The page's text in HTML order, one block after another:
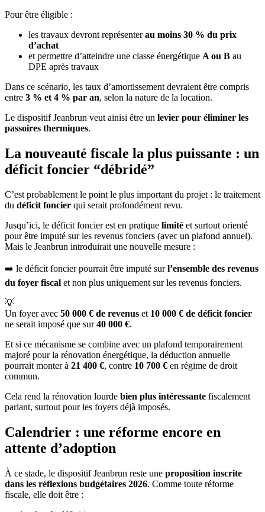
Pour être éligible :
les travaux devront représenterau moins 30 % du prix
d’achat
et permettre d’atteindre une classe énergétique A ou B au
DPE après travaux
Dans ce scénario, les taux d’amortissement devraient être compris
entre 3 % et 4 % par an, selon la nature de la location.
Le dispositif Jeanbrun veut ainisi être un levier pour éliminer les
passoires thermiques.
La nouveauté fiscale la plus puissante : un
déficit foncier “débridé”
C’est probablement le point le plus important du projet : le traitement
du déficit foncier qui serait profondément revu.
Jusqu’ici, le déficit foncier est en pratique limité et surtout orienté
pour être imputé sur les revenus fonciers (avec un plafond annuel).
Mais le Jeanbrun introduirait une nouvelle mesure :
➡️ le déficit foncier pourrait être imputé surl’ensemble des revenus
du foyer fiscal et non plus uniquement sur les revenus fonciers.
💡
Un foyer avec 50 000 € de revenus et 10 000 € de déficit foncier
ne serait imposé que sur40 000 €.
Et si ce mécanisme se combine avec un plafond temporairement
majoré pour la rénovation énergétique, la déduction annuelle
pourrait monter à 21 400 €, contre 10 700 € en régime de droit
commun.
Cela rend la rénovation lourde bien plus intéressante fiscalement
parlant, surtout pour les foyers déjà imposés.
Calendrier : une réforme encore en
attente d’adoption
À ce stade, le dispositif Jeanbrun reste une proposition inscrite
dans les réflexions budgétaires 2026. Comme toute réforme
fiscale, elle doit être :